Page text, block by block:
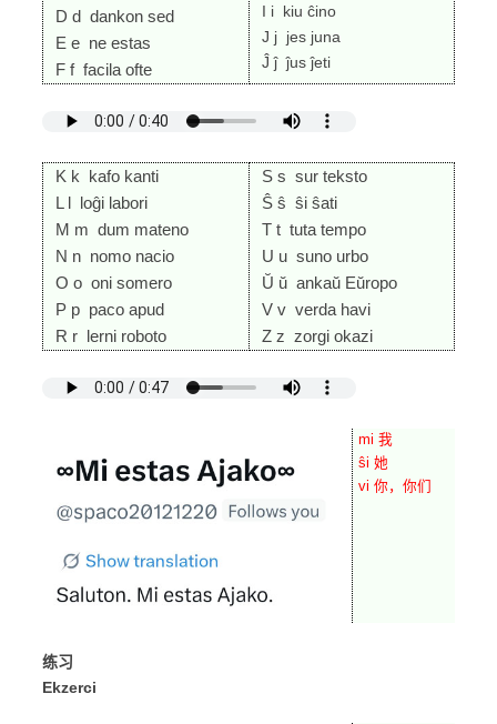
D d dankon sed
E e ne estas
F f facila ofte
I i kiu ĉino
J j jes juna
Ĵ ĵ ĵus ĵeti
K k kafo kanti
L l loĝi labori
M m dum mateno
N n nomo nacio
O o oni somero
P p paco apud
R r lerni roboto
S s sur teksto
Ŝ ŝ ŝi ŝati
T t tuta tempo
U u suno urbo
Ŭ ŭ ankaŭ Eŭropo
V v verda havi
Z z zorgi okazi
mi 我
ŝi 她
vi 你，你们
练习
Ekzerci